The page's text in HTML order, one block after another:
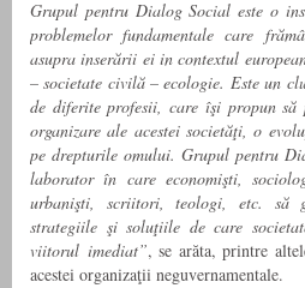
Grupul pentru Dialog Social este o
problemelor fundamentale care
asupra inserării ei in contextul
– societate civilă – ecologie. Este un
de diferite profesii, care îşi propun să
organizare ale acestei societăţi, o
pe drepturile omului. Grupul pentru
laborator în care economişti,
urbanişti, scriitori, teologi, etc. să
strategiile şi soluţiile de care
viitorul imediat”, se arăta, printre
acestei organizaţii neguvernamentale.